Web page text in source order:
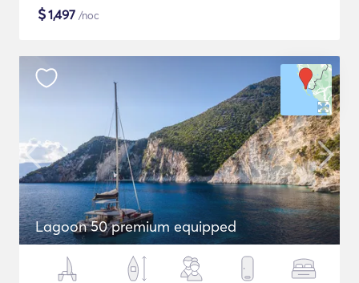
$1,497 /noc
Lagoon 50 premium equipped